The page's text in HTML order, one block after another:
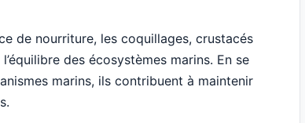
de nourriture, les coquillages, crustacés
des écosystèmes marins. En se
marins, ils contribuent à maintenir